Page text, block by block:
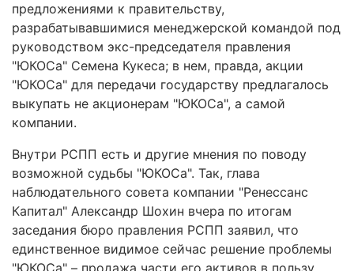
предложениями к правительству,
разрабатывавшимися менеджерской командой под
руководством экс-председателя правления
"ЮКОСа" Семена Кукеса; в нем, правда, акции
"ЮКОСа" для передачи государству предлагалось
выкупать не акционерам "ЮКОСа", а самой
компании.
Внутри РСПП есть и другие мнения по поводу
возможной судьбы "ЮКОСа". Так, глава
наблюдательного совета компании "Ренессанс
Капитал" Александр Шохин вчера по итогам
заседания бюро правления РСПП заявил, что
единственное видимое сейчас решение проблемы
"ЮКОСа" – продажа части его активов в пользу